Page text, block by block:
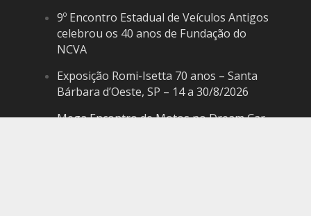
9º Encontro Estadual de Veículos Antigos
celebrou os 40 anos de Fundação do
NCVA
Exposição Romi-Isetta 70 anos – Santa
Bárbara d’Oeste, SP – 14 a 30/8/2026
Mega Encontro de Motos no Dream Car